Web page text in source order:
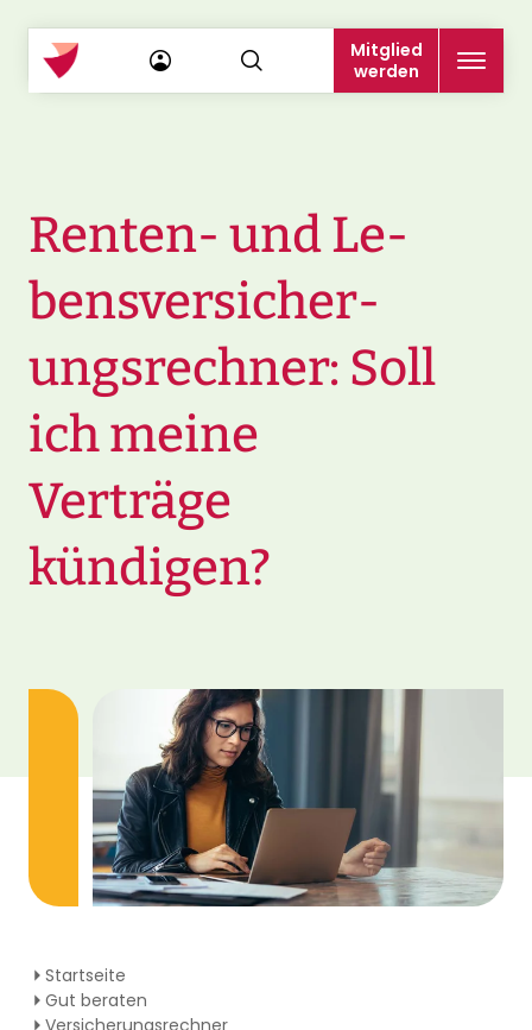
Mitglied
werden
Renten- und Le­
bens­ver­sich­er­
ungs­rech­ner: Soll
ich meine
Verträge
kündigen?
Startseite
Gut beraten
Versicherungsrechner